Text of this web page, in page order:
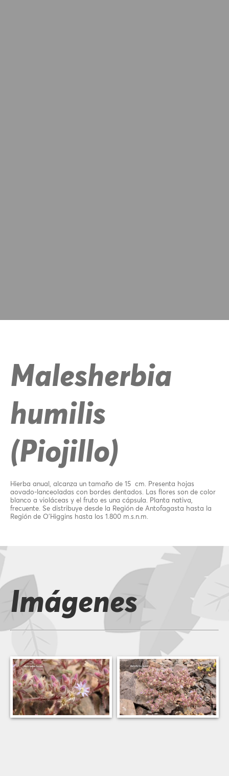
Malesherbia
humilis
(Piojillo)
Hierba anual, alcanza un tamaño de 15 cm. Presenta hojas
aovado-lanceoladas con bordes dentados. Las flores son de color
blanco a violáceas y el fruto es una cápsula. Planta nativa,
frecuente. Se distribuye desde la Región de Antofagasta hasta la
Región de O’Higgins hasta los 1.800 m.s.n.m.
Imágenes